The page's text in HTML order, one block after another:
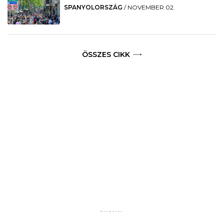
SPANYOLORSZÁG / NOVEMBER 02.
ÖSSZES CIKK